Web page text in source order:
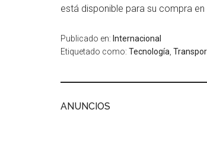
está disponible para su compra
Publicado en: Internacional
Etiquetado como: Tecnología
ANUNCIOS